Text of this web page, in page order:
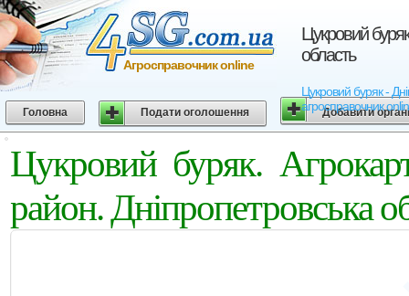
Цукровий
область
Цукровий буряк -
агросправочник
Агросправочник online
Головна Подати оголошення Добавити
Цукровий буряк.
район. Дніпропетровська